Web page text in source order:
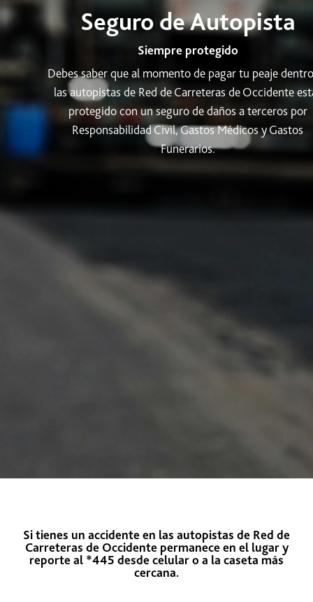
Seguro de Autopista
Siempre protegido
Debes saber que al momento de pagar tu peaje
las autopistas de Red de Carreteras de Occidente
protegido con un seguro de daños a terceros por
Responsabilidad Civil, Gastos Médicos y Gastos
Funerarios.
Si tienes un accidente en las autopistas de Red de
Carreteras de Occidente permanece en el lugar y
reporte al *445 desde celular o a la caseta más
cercana.